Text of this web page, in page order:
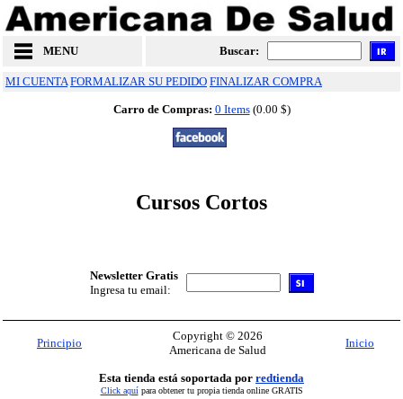
MENU Buscar:
MI CUENTA FORMALIZAR SU PEDIDO FINALIZAR COMPRA
Carro de Compras: 0 Items(0.00 $)
Cursos Cortos
Newsletter Gratis
Ingresa tu email:
Principio
Copyright © 2026
Americana de Salud
Inicio
Esta tienda está soportada por redtienda
Click aquípara obtener tu propia tienda online GRATIS